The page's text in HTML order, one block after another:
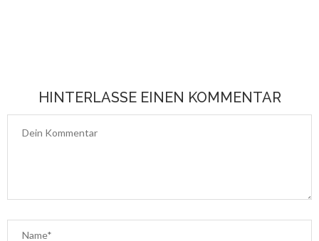
HINTERLASSE EINEN KOMMENTAR